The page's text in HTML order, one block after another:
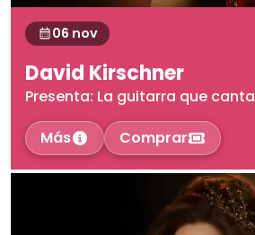
06 nov
David Kirschner
Presenta: La guitarra que canta
Más
Comprar